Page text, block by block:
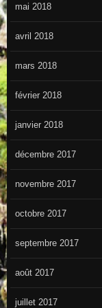
mai 2018
avril 2018
mars 2018
février 2018
janvier 2018
décembre 2017
novembre 2017
octobre 2017
septembre 2017
août 2017
juillet 2017